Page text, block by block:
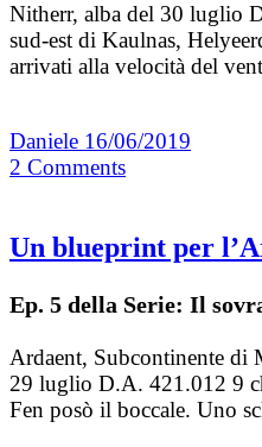
Nitherr, alba del 30 luglio
sud-est di Kaulnas,
arrivati alla velocità del
Daniele 16/06/2019
2 Comments
Un blueprint per
Ep. 5 della Serie: Il
Ardaent, Subcontinente di
29 luglio D.A. 421.012 9
Fen posò il boccale. Uno